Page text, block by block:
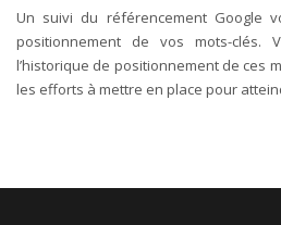
Un suivi du référencement Google
positionnement de vos mots-clés.
l’historique de positionnement de ces
les efforts à mettre en place pour